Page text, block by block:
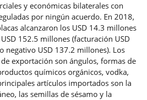
y económicas bilaterales con
por ningún acuerdo. En 2018,
alcanzaron los USD 14.3 millones
152.5 millones (facturación USD
negativo USD 137.2 millones). Los
exportación son ángulos, formas de
químicos orgánicos, vodka,
artículos importados son la
las semillas de sésamo y la